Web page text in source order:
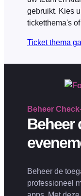
gebruikt. Kies
ticketthema's
Ticket thema
Beheer
Beheer
Beheer de
professioneel